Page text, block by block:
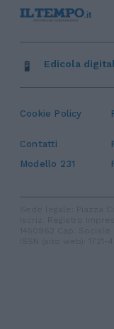
Cookie Policy
Contatti
Modello 231
Edicola